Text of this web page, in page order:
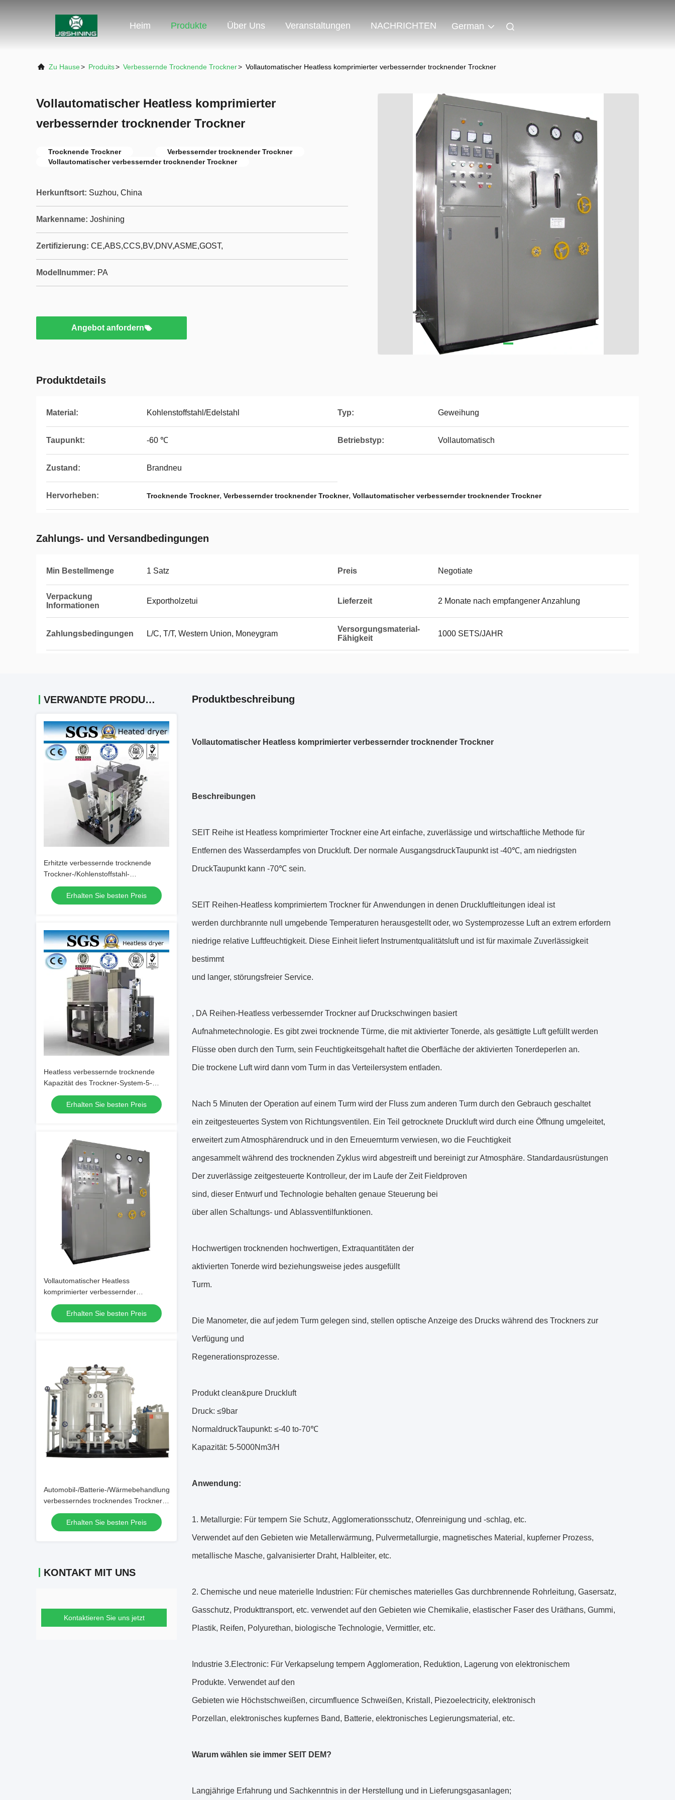
Heim Produkte Über Uns Veranstaltungen NACHRICHTEN German
Zu Hause> Produits> Verbessernde Trocknende Trockner> Vollautomatischer Heatless komprimierter verbessernder trocknender Trockner
Vollautomatischer Heatless komprimierter
verbessernder trocknender Trockner
Trocknende Trockner
Verbessernder trocknender Trockner
Vollautomatischer verbessernder trocknender Trockner
Herkunftsort: Suzhou, China
Markenname: Joshining
Zertifizierung: CE,ABS,CCS,BV,DNV,ASME,GOST,
Modellnummer: PA
Angebot anfordern
Produktdetails
Material: Kohlenstoffstahl/Edelstahl Typ: Geweihung
Taupunkt: -60 ℃ Betriebstyp: Vollautomatisch
Zustand: Brandneu
Hervorheben: Trocknende Trockner, Verbessernder trocknender Trockner, Vollautomatischer verbessernder trocknender Trockner
Zahlungs- und Versandbedingungen
Min Bestellmenge 1 Satz Preis Negotiate
Verpackung
Informationen
Exportholzetui Lieferzeit 2 Monate nach empfangener Anzahlung
Zahlungsbedingungen L/C, T/T, Western Union, Moneygram
Versorgungsmaterial-
Fähigkeit
1000 SETS/JAHR
VERWANDTE PRODUKTE
Erhitzte verbessernde trocknende
Trockner-/Kohlenstoffstahl-
Trockenmittel-Trockner
Erhalten Sie besten Preis
Heatless verbessernde trocknende
Kapazität des Trockner-System-5-
5000Nm3/H
Erhalten Sie besten Preis
Vollautomatischer Heatless
komprimierter verbessernder
trocknender Trockner
Erhalten Sie besten Preis
Automobil-/Batterie-/Wärmebehandlungs-
verbesserndes trocknendes Trockner-
Stickstoff-System
Erhalten Sie besten Preis
KONTAKT MIT UNS
Kontaktieren Sie uns jetzt
Produktbeschreibung
Vollautomatischer Heatless komprimierter verbessernder trocknender Trockner
Beschreibungen
SEIT Reihe ist Heatless komprimierter Trockner eine Art einfache, zuverlässige und wirtschaftliche Methode für
Entfernen des Wasserdampfes von Druckluft. Der normale AusgangsdruckTaupunkt ist -40℃, am niedrigsten
DruckTaupunkt kann -70℃ sein.
SEIT Reihen-Heatless komprimiertem Trockner für Anwendungen in denen Druckluftleitungen ideal ist
werden durchbrannte null umgebende Temperaturen herausgestellt oder, wo Systemprozesse Luft an extrem erfordern
niedrige relative Luftfeuchtigkeit. Diese Einheit liefert Instrumentqualitätsluft und ist für maximale Zuverlässigkeit
bestimmt
und langer, störungsfreier Service.
, DA Reihen-Heatless verbessernder Trockner auf Druckschwingen basiert
Aufnahmetechnologie. Es gibt zwei trocknende Türme, die mit aktivierter Tonerde, als gesättigte Luft gefüllt werden
Flüsse oben durch den Turm, sein Feuchtigkeitsgehalt haftet die Oberfläche der aktivierten Tonerdeperlen an.
Die trockene Luft wird dann vom Turm in das Verteilersystem entladen.
Nach 5 Minuten der Operation auf einem Turm wird der Fluss zum anderen Turm durch den Gebrauch geschaltet
ein zeitgesteuertes System von Richtungsventilen. Ein Teil getrocknete Druckluft wird durch eine Öffnung umgeleitet,
erweitert zum Atmosphärendruck und in den Erneuernturm verwiesen, wo die Feuchtigkeit
angesammelt während des trocknenden Zyklus wird abgestreift und bereinigt zur Atmosphäre. Standardausrüstungen
Der zuverlässige zeitgesteuerte Kontrolleur, der im Laufe der Zeit Fieldproven
sind, dieser Entwurf und Technologie behalten genaue Steuerung bei
über allen Schaltungs- und Ablassventilfunktionen.
Hochwertigen trocknenden hochwertigen, Extraquantitäten der
aktivierten Tonerde wird beziehungsweise jedes ausgefüllt
Turm.
Die Manometer, die auf jedem Turm gelegen sind, stellen optische Anzeige des Drucks während des Trockners zur
Verfügung und
Regenerationsprozesse.
Produkt clean&pure Druckluft
Druck: ≤9bar
NormaldruckTaupunkt: ≤-40 to-70℃
Kapazität: 5-5000Nm3/H
Anwendung:
1. Metallurgie: Für tempern Sie Schutz, Agglomerationsschutz, Ofenreinigung und -schlag, etc.
Verwendet auf den Gebieten wie Metallerwärmung, Pulvermetallurgie, magnetisches Material, kupferner Prozess,
metallische Masche, galvanisierter Draht, Halbleiter, etc.
2. Chemische und neue materielle Industrien: Für chemisches materielles Gas durchbrennende Rohrleitung, Gasersatz,
Gasschutz, Produkttransport, etc. verwendet auf den Gebieten wie Chemikalie, elastischer Faser des Uräthans, Gummi,
Plastik, Reifen, Polyurethan, biologische Technologie, Vermittler, etc.
Industrie 3.Electronic: Für Verkapselung tempern Agglomeration, Reduktion, Lagerung von elektronischem
Produkte. Verwendet auf den
Gebieten wie Höchstschweißen, circumfluence Schweißen, Kristall, Piezoelectricity, elektronisch
Porzellan, elektronisches kupfernes Band, Batterie, elektronisches Legierungsmaterial, etc.
Warum wählen sie immer SEIT DEM?
Langjährige Erfahrung und Sachkenntnis in der Herstellung und in Lieferungsgasanlagen;